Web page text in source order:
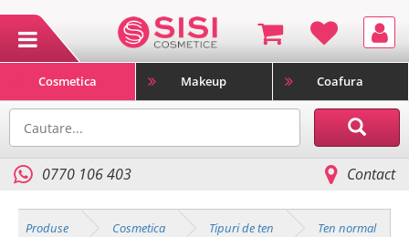
Cosmetica Makeup Coafura
0770 106 403 Contact
Produse Cosmetica Tipuri de ten Ten normal